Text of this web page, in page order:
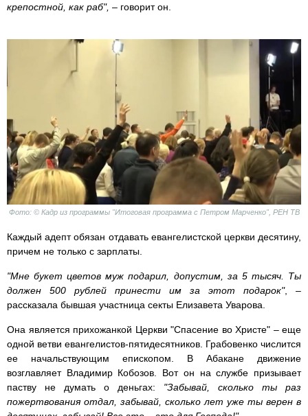
крепостной, как раб", – говорит он.
Фото: © Кадр из программы "Итоговая программа с Петром Марченко", РЕН ТВ
Каждый адепт обязан отдавать евангелистской церкви десятину,
причем не только с зарплаты.
"Мне букет цветов муж подарил, допустим, за 5 тысяч. Ты
должен 500 рублей принести им за этот подарок", –
рассказала бывшая участница секты Елизавета Уварова.
Она является прихожанкой Церкви "Спасение во Христе" – еще
одной ветви евангелистов-пятидесятников. Грабовенко числится
ее начальствующим епископом. В Абакане движение
возглавляет Владимир Кобозов. Вот он на службе призывает
паству не думать о деньгах: "Забывай, сколько ты раз
пожертвования отдал, забывай, сколько лет уже ты верен в